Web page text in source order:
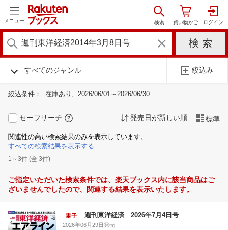
メニュー
すべてのジャンル 絞込み
絞込条件： 在庫あり 2026/06/01～2026/06/30
セーフサーチ 発売日が新しい順 標準
関連性の高い検索結果のみを表示しています。
すべての検索結果を表示する
1～3件 (全 3件)
ご指定いただいた検索条件では、楽天ブックス内に該当商品はご
ざいませんでしたので、関連する結果を表示いたします。
週刊東洋経済 2026年7月4日号
2026年06月29日発売